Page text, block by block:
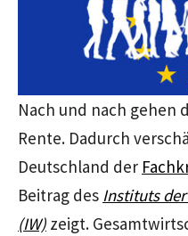
Nach und nach gehen
Rente. Dadurch
Deutschland der
Beitrag des Instituts
(IW) zeigt.